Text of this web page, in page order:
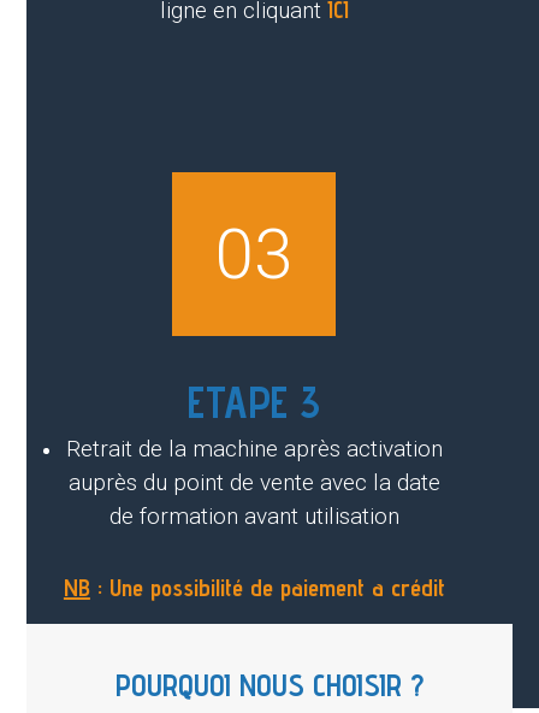
ligne en cliquant ICI
03
ETAPE 3
Retrait de la machine après activation
auprès du point de vente avec la date
de formation avant utilisation
NB: Une possibilité de paiement a crédit
POURQUOI NOUS CHOISIR ?